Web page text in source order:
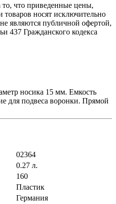
что приведенные цены,
товаров носят исключительно
являются публичной офертой,
437 Гражданского кодекса
носика 15 мм. Емкость
для подвеса воронки. Прямой
02364
0.27 л.
160
Пластик
Германия